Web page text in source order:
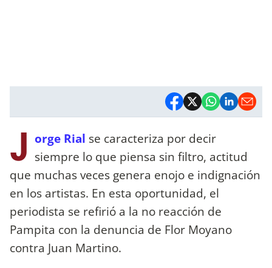
J orge Rial se caracteriza por decir
siempre lo que piensa sin filtro, actitud
que muchas veces genera enojo e indignación
en los artistas. En esta oportunidad, el
periodista se refirió a la no reacción de
Pampita con la denuncia de Flor Moyano
contra Juan Martino.